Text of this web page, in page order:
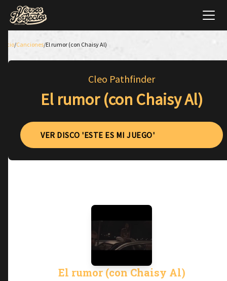
Inicio/Canciones/El rumor (con Chaisy Al)
Cleo Pathfinder
El rumor (con Chaisy Al)
VER DISCO 'ESTE ES MI JUEGO'
El rumor (con Chaisy Al)